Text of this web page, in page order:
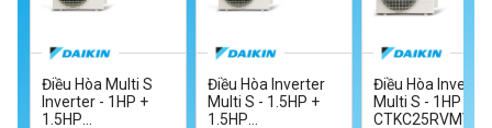
Điều Hòa Multi S
Inverter - 1HP +
1.5HP
Điều Hòa Inverter
Multi S - 1.5HP +
1.5HP
Điều Hòa Inverter
Multi S - 1HP +